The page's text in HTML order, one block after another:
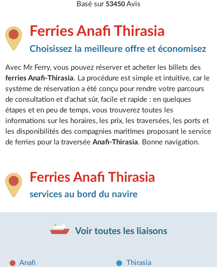
Basé sur 53450 Avis
Ferries Anafi Thirasia
Choisissez la meilleure offre et économisez
Avec Mr Ferry, vous pouvez réserver et acheter les billets des
ferries Anafi-Thirasia. La procédure est simple et intuitive, car le
système de réservation a été conçu pour rendre votre parcours
de consultation et d'achat sûr, facile et rapide : en quelques
étapes et en peu de temps, vous trouverez toutes les
informations sur les horaires, les prix, les traversées, les ports et
les disponibilités des compagnies maritimes proposant le service
de ferries pour la traverséeAnafi-Thirasia. Bonne navigation.
Ferries Anafi Thirasia
services au bord du navire
Voir toutes les liaisons
Anafi Thirasia